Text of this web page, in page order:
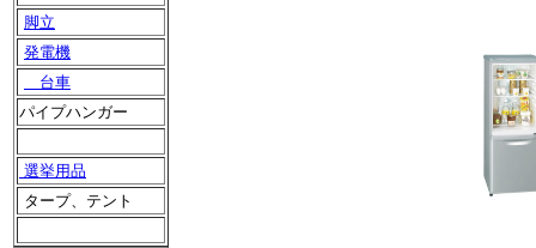
脚立
発電機
台車
パイプハンガー
選挙用品
タープ、テント